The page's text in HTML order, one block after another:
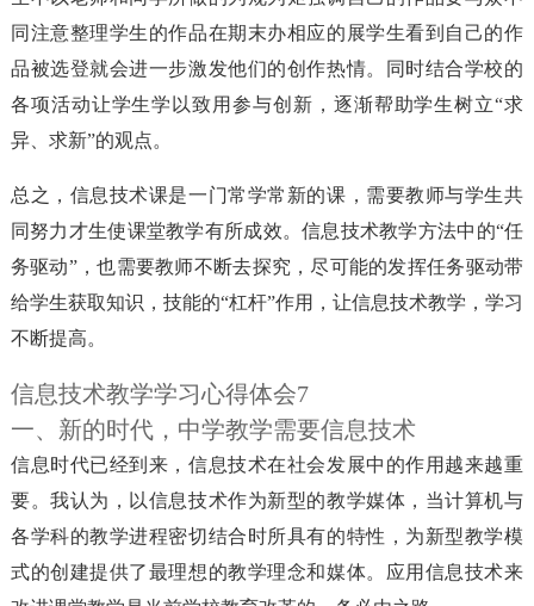
同注意整理学生的作品在期末办相应的展学生看到自己的作
品被选登就会进一步激发他们的创作热情。同时结合学校的
各项活动让学生学以致用参与创新，逐渐帮助学生树立“求
异、求新”的观点。
总之，信息技术课是一门常学常新的课，需要教师与学生共
同努力才生使课堂教学有所成效。信息技术教学方法中的“任
务驱动”，也需要教师不断去探究，尽可能的发挥任务驱动带
给学生获取知识，技能的“杠杆”作用，让信息技术教学，学习
不断提高。
信息技术教学学习心得体会7
一、新的时代，中学教学需要信息技术
信息时代已经到来，信息技术在社会发展中的作用越来越重
要。我认为，以信息技术作为新型的教学媒体，当计算机与
各学科的教学进程密切结合时所具有的特性，为新型教学模
式的创建提供了最理想的教学理念和媒体。应用信息技术来